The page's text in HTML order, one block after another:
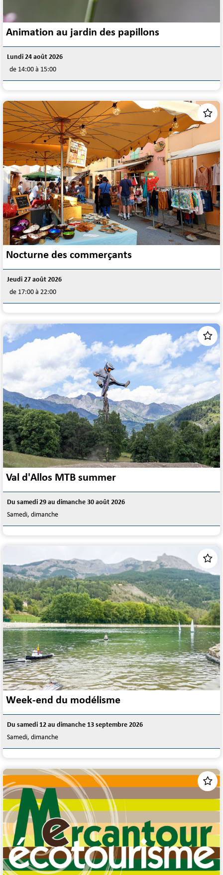
Animation au jardin des papillons
Lundi 24 août 2026
de 14:00 à 15:00
Nocturne des commerçants
Jeudi 27 août 2026
de 17:00 à 22:00
Val d'Allos MTB summer
Du samedi 29 au dimanche 30 août 2026
Samedi, dimanche
Week-end du modélisme
Du samedi 12 au dimanche 13 septembre 2026
Samedi, dimanche